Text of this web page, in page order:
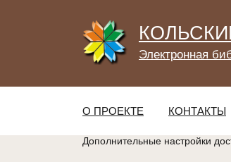
Электронная
О ПРОЕКТЕ КОНТАКТЫ
Дополнительные настройки